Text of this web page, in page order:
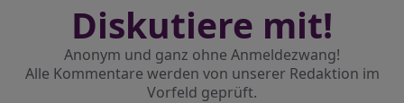
Diskutiere mit!
Anonym und ganz ohne Anmeldezwang!
Alle Kommentare werden von unserer Redaktion im
Vorfeld geprüft.